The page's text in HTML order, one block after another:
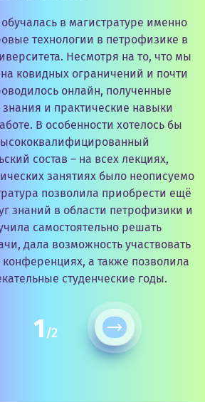
в магистратуре именно
технологии в петрофизике в
Несмотря на то, что мы
ковидных ограничений и почти
онлайн, полученные
знания и практические навыки
В особенности хотелось бы
состав – на всех лекциях,
занятиях было неописуемо
позволила приобрести ещё
знаний в области петрофизики и
самостоятельно решать
дала возможность участвовать
а также позволила
студенческие годы.
1 /2